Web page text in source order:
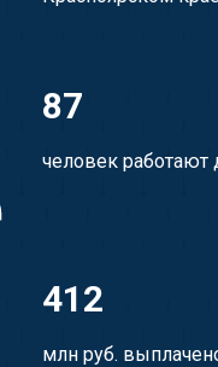
87
человек работают
412
млн руб.